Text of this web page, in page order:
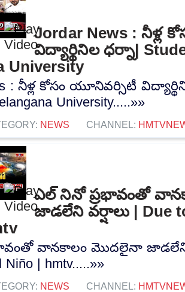
Jordar News : నీళ్ల
విద్యార్థినిల ధర్నా|
University
: నీళ్ల కోసం యూనివర్సిటీ
University.....»»
NEWS CHANNEL:
ఎల్ నినో ప్రభావంతో
జాడలేని వర్షాలు | Due
వానకాలం మొదలైనా జాడలేని
Niño | hmtv.....»»
NEWS CHANNEL: